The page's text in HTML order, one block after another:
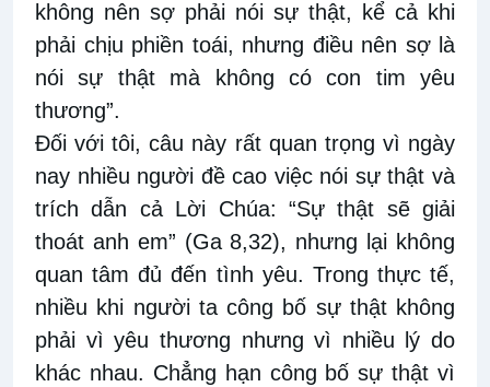
không nên sợ phải nói sự thật, kể cả khi
phải chịu phiền toái, nhưng điều nên sợ là
nói sự thật mà không có con tim yêu
thương”.
Đối với tôi, câu này rất quan trọng vì ngày
nay nhiều người đề cao việc nói sự thật và
trích dẫn cả Lời Chúa: “Sự thật sẽ giải
thoát anh em” (Ga 8,32), nhưng lại không
quan tâm đủ đến tình yêu. Trong thực tế,
nhiều khi người ta công bố sự thật không
phải vì yêu thương nhưng vì nhiều lý do
khác nhau. Chẳng hạn công bố sự thật vì